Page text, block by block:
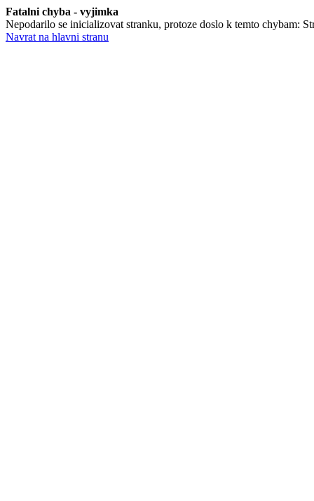
Fatalni chyba - vyjimka
Nepodarilo se inicializovat stranku, protoze doslo k temto chybam:
Navrat na hlavni stranu